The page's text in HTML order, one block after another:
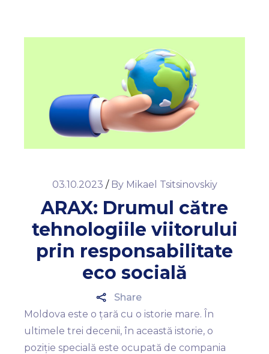
03.10.2023 / By Mikael Tsitsinovskiy
ARAX: Drumul către
tehnologiile viitorului
prin responsabilitate
eco socială
Share
Moldova este o țară cu o istorie mare. În
ultimele trei decenii, în această istorie, o
poziție specială este ocupată de compania